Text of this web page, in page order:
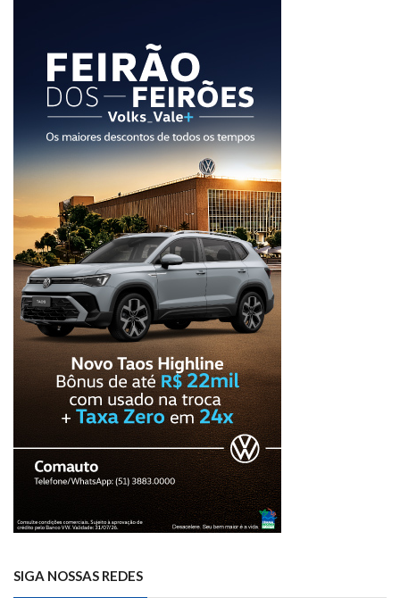
SIGA NOSSAS REDES